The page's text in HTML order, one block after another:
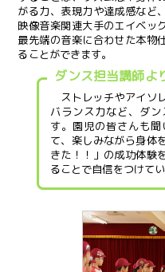
がる力、表現力や達成感など
映像音楽関連大手のエイベッ
最先端の音楽に合わせた本物
ることができます。
ダンス担当講師よ
ストレッチやアイソ
バランス力など、ダ
す。園児の皆さんも
て、楽しみながら身体
きた！！」の成功体験
ることで自信をつけて